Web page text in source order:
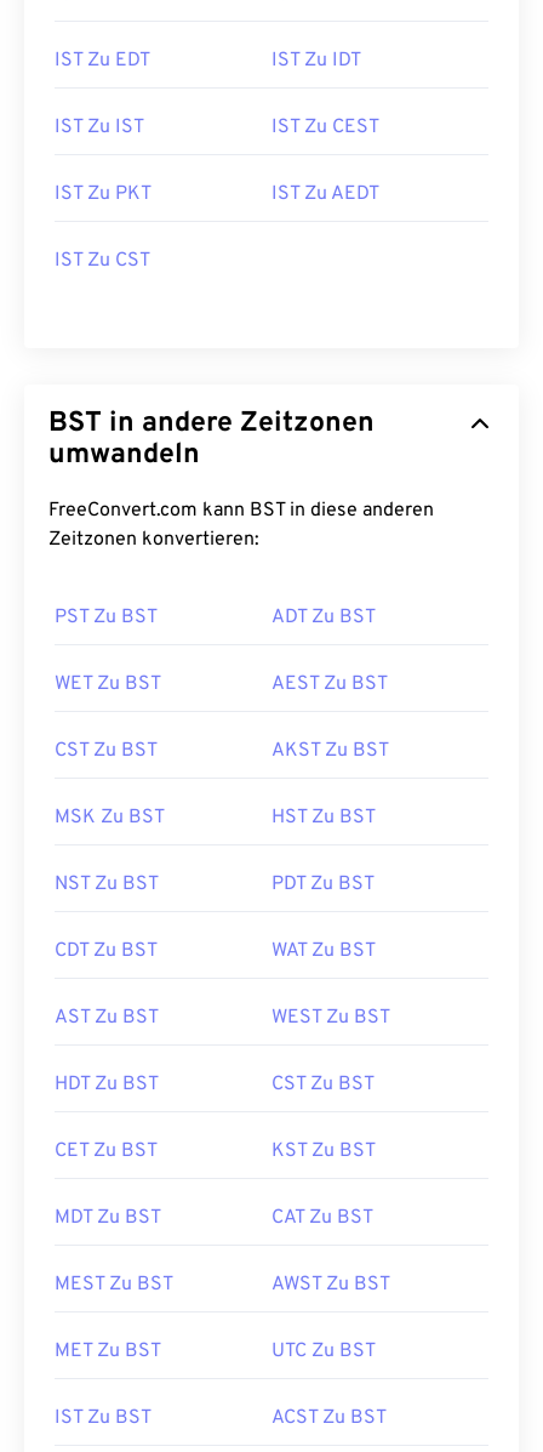
IST Zu EDT IST Zu IDT
IST Zu IST IST Zu CEST
IST Zu PKT IST Zu AEDT
IST Zu CST
BST in andere Zeitzonen
umwandeln
FreeConvert.com kann BST in diese anderen
Zeitzonen konvertieren:
PST Zu BST ADT Zu BST
WET Zu BST AEST Zu BST
CST Zu BST AKST Zu BST
MSK Zu BST HST Zu BST
NST Zu BST PDT Zu BST
CDT Zu BST WAT Zu BST
AST Zu BST WEST Zu BST
HDT Zu BST CST Zu BST
CET Zu BST KST Zu BST
MDT Zu BST CAT Zu BST
MEST Zu BST AWST Zu BST
MET Zu BST UTC Zu BST
IST Zu BST ACST Zu BST